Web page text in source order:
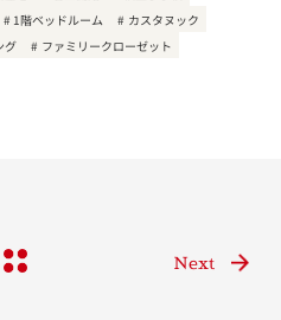
1階ベッドルーム
カスタヌック
グ ファミリークローゼット
Next